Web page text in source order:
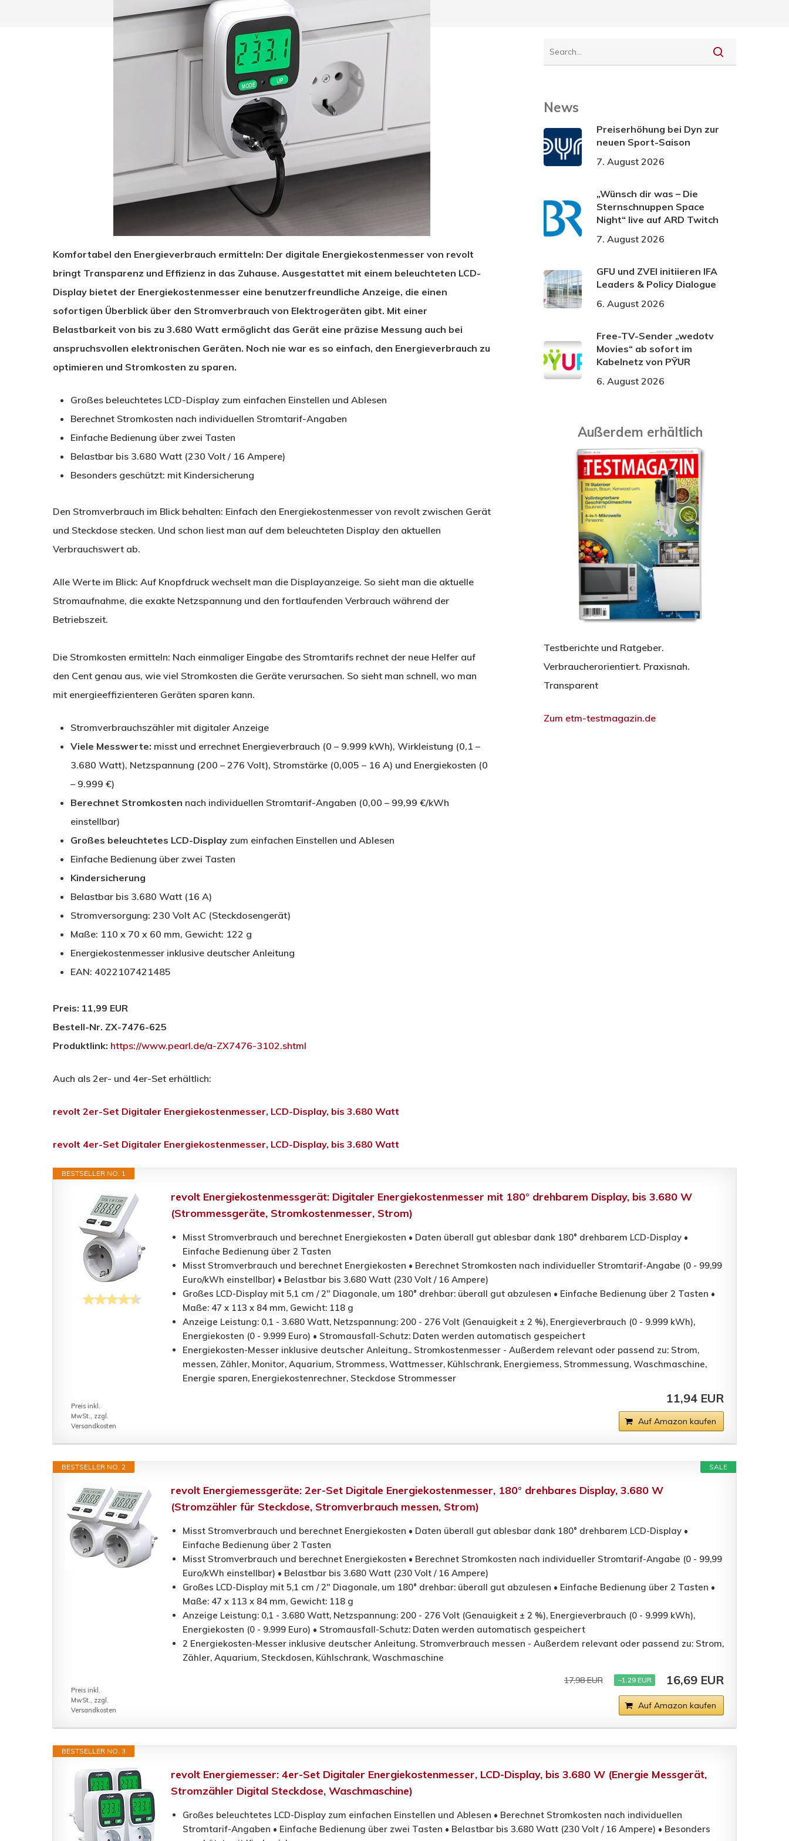
Drücken Sie Enter zum Suchen oder ESC zum Schließen.
Komfortabel den Energieverbrauch ermitteln: Der digitale Energiekostenmesser von revolt
bringt Transparenz und Effizienz in das Zuhause. Ausgestattet mit einem beleuchteten LCD-
Display bietet der Energiekostenmesser eine benutzerfreundliche Anzeige, die einen
sofortigen Überblick über den Stromverbrauch von Elektrogeräten gibt. Mit einer
Belastbarkeit von bis zu 3.680 Watt ermöglicht das Gerät eine präzise Messung auch bei
anspruchsvollen elektronischen Geräten. Noch nie war es so einfach, den Energieverbrauch zu
optimieren und Stromkosten zu sparen.
Großes beleuchtetes LCD-Display zum einfachen Einstellen und Ablesen
Berechnet Stromkosten nach individuellen Stromtarif-Angaben
Einfache Bedienung über zwei Tasten
Belastbar bis 3.680 Watt (230 Volt / 16 Ampere)
Besonders geschützt: mit Kindersicherung
Den Stromverbrauch im Blick behalten: Einfach den Energiekostenmesser von revolt zwischen Gerät
und Steckdose stecken. Und schon liest man auf dem beleuchteten Display den aktuellen
Verbrauchswert ab.
Alle Werte im Blick: Auf Knopfdruck wechselt man die Displayanzeige. So sieht man die aktuelle
Stromaufnahme, die exakte Netzspannung und den fortlaufenden Verbrauch während der
Betriebszeit.
Die Stromkosten ermitteln: Nach einmaliger Eingabe des Stromtarifs rechnet der neue Helfer auf
den Cent genau aus, wie viel Stromkosten die Geräte verursachen. So sieht man schnell, wo man
mit energieeffizienteren Geräten sparen kann.
Stromverbrauchszähler mit digitaler Anzeige
Viele Messwerte: misst und errechnet Energieverbrauch (0 – 9.999 kWh), Wirkleistung (0,1 –
3.680 Watt), Netzspannung (200 – 276 Volt), Stromstärke (0,005 – 16 A) und Energiekosten (0
– 9.999 €)
Berechnet Stromkosten nach individuellen Stromtarif-Angaben (0,00 – 99,99 €/kWh
einstellbar)
Großes beleuchtetes LCD-Display zum einfachen Einstellen und Ablesen
Einfache Bedienung über zwei Tasten
Kindersicherung
Belastbar bis 3.680 Watt (16 A)
Stromversorgung: 230 Volt AC (Steckdosengerät)
Maße: 110 x 70 x 60 mm, Gewicht: 122 g
Energiekostenmesser inklusive deutscher Anleitung
EAN: 4022107421485
Preis: 11,99 EUR
Bestell-Nr. ZX-7476-625
Produktlink: https://www.pearl.de/a-ZX7476-3102.shtml
Auch als 2er- und 4er-Set erhältlich:
revolt 2er-Set Digitaler Energiekostenmesser, LCD-Display, bis 3.680 Watt
revolt 4er-Set Digitaler Energiekostenmesser, LCD-Display, bis 3.680 Watt
News
Preiserhöhung bei Dyn zur
neuen Sport-Saison
7. August 2026
„Wünsch dir was – Die
Sternschnuppen Space
Night“ live auf ARD Twitch
7. August 2026
GFU und ZVEI initiieren IFA
Leaders & Policy Dialogue
6. August 2026
Free-TV-Sender „wedotv
Movies“ ab sofort im
Kabelnetz von PŸUR
6. August 2026
Außerdem erhältlich
Testberichte und Ratgeber.
Verbraucherorientiert. Praxisnah.
Transparent
Zum etm-testmagazin.de
BESTSELLER NO. 1
revolt Energiekostenmessgerät: Digitaler Energiekostenmesser mit 180° drehbarem Display, bis 3.680 W
(Strommessgeräte, Stromkostenmesser, Strom)
Misst Stromverbrauch und berechnet Energiekosten • Daten überall gut ablesbar dank 180° drehbarem LCD-Display •
Einfache Bedienung über 2 Tasten
Misst Stromverbrauch und berechnet Energiekosten • Berechnet Stromkosten nach individueller Stromtarif-Angabe (0 - 99,99
Euro/kWh einstellbar) • Belastbar bis 3.680 Watt (230 Volt / 16 Ampere)
Großes LCD-Display mit 5,1 cm / 2" Diagonale, um 180° drehbar: überall gut abzulesen • Einfache Bedienung über 2 Tasten •
Maße: 47 x 113 x 84 mm, Gewicht: 118 g
Anzeige Leistung: 0,1 - 3.680 Watt, Netzspannung: 200 - 276 Volt (Genauigkeit ± 2 %), Energieverbrauch (0 - 9.999 kWh),
Energiekosten (0 - 9.999 Euro) • Stromausfall-Schutz: Daten werden automatisch gespeichert
Energiekosten-Messer inklusive deutscher Anleitung.. Stromkostenmesser - Außerdem relevant oder passend zu: Strom,
messen, Zähler, Monitor, Aquarium, Strommess, Wattmesser, Kühlschrank, Energiemess, Strommessung, Waschmaschine,
Energie sparen, Energiekostenrechner, Steckdose Strommesser
11,94 EUR
Auf Amazon kaufen
Preis inkl.
MwSt., zzgl.
Versandkosten
SALE
BESTSELLER NO. 2
revolt Energiemessgeräte: 2er-Set Digitale Energiekostenmesser, 180° drehbares Display, 3.680 W
(Stromzähler für Steckdose, Stromverbrauch messen, Strom)
Misst Stromverbrauch und berechnet Energiekosten • Daten überall gut ablesbar dank 180° drehbarem LCD-Display •
Einfache Bedienung über 2 Tasten
Misst Stromverbrauch und berechnet Energiekosten • Berechnet Stromkosten nach individueller Stromtarif-Angabe (0 - 99,99
Euro/kWh einstellbar) • Belastbar bis 3.680 Watt (230 Volt / 16 Ampere)
Großes LCD-Display mit 5,1 cm / 2" Diagonale, um 180° drehbar: überall gut abzulesen • Einfache Bedienung über 2 Tasten •
Maße: 47 x 113 x 84 mm, Gewicht: 118 g
Anzeige Leistung: 0,1 - 3.680 Watt, Netzspannung: 200 - 276 Volt (Genauigkeit ± 2 %), Energieverbrauch (0 - 9.999 kWh),
Energiekosten (0 - 9.999 Euro) • Stromausfall-Schutz: Daten werden automatisch gespeichert
2 Energiekosten-Messer inklusive deutscher Anleitung. Stromverbrauch messen - Außerdem relevant oder passend zu: Strom,
Zähler, Aquarium, Steckdosen, Kühlschrank, Waschmaschine
17,98 EUR −1,29 EUR 16,69 EUR
Auf Amazon kaufen
Preis inkl.
MwSt., zzgl.
Versandkosten
BESTSELLER NO. 3
revolt Energiemesser: 4er-Set Digitaler Energiekostenmesser, LCD-Display, bis 3.680 W (Energie Messgerät,
Stromzähler Digital Steckdose, Waschmaschine)
Großes beleuchtetes LCD-Display zum einfachen Einstellen und Ablesen • Berechnet Stromkosten nach individuellen
Stromtarif-Angaben • Einfache Bedienung über zwei Tasten • Belastbar bis 3.680 Watt (230 Volt / 16 Ampere) • Besonders